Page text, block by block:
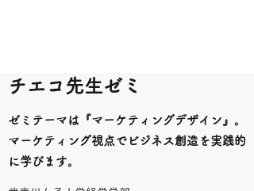
​チエコ先生ゼミ
ゼミテーマは『マーケティングデザイン』。
マーケティング視点でビジネス創造を実践的
に学びます。